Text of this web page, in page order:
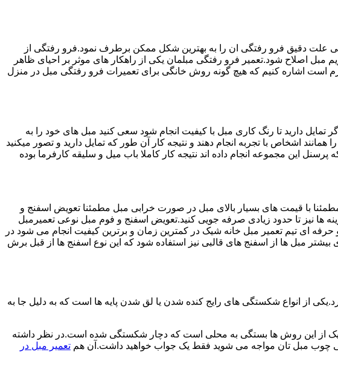
علت دقیق فرو رفتگی ان را به بهترین شکل ممکن برطرف نمود.فرو رفتگی از
مبل اصلاح شود.تعمیر فرو رفتگی مبلمان یکی از راهکار های موثر بر احیای ظاهر
اشاره کنیم که هیچ گونه روش خانگی برای تعمیرات فرو رفتگی مبل در منزل
دارید تا رنگ کاری مبل با کیفیت انجام شود سعی کنید مبل های خود را به
همانند اشخاص با تجربه انجام دهند و نتیجه کار آن طور که تمایل دارید و تصور میکنید
این مجموعه انجام داده اند نتیجه کار کاملا باب میل و سلیقه کارفرما بوده
با قیمت های بسیار بالای مبل در صورت خرابی مبل مطمئنا تعویض اسفنج و
ها نیز تا حدود زیادی صرفه جویی کنید.تعویض اسفنج و فوم مبل نوعی تعمیرمبل
ای تیم تعمیر مبل خانه شیک در کمترین زمان و برترین کیفیت انجام می شود در
مبل ها از اسفنج های قالبی نیز استفاده شود که این نوع اسفنج ها از قبل برش
از انواع شکستگی های رایج کنده شدن یا لق شدن پایه ها است که به دلیل جا به
از این روش ها بستگی به محلی است که دچار شکستگی شده است.در نظر داشته
چوب مبل تان مواجه می شوید فقط یک جواب خواهید داشت.آن هم تعمیر مبل در